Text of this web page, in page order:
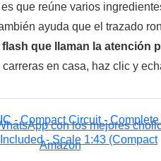
que reúne varios
ayuda que el trazado
que llaman la atención
en casa, haz clic y